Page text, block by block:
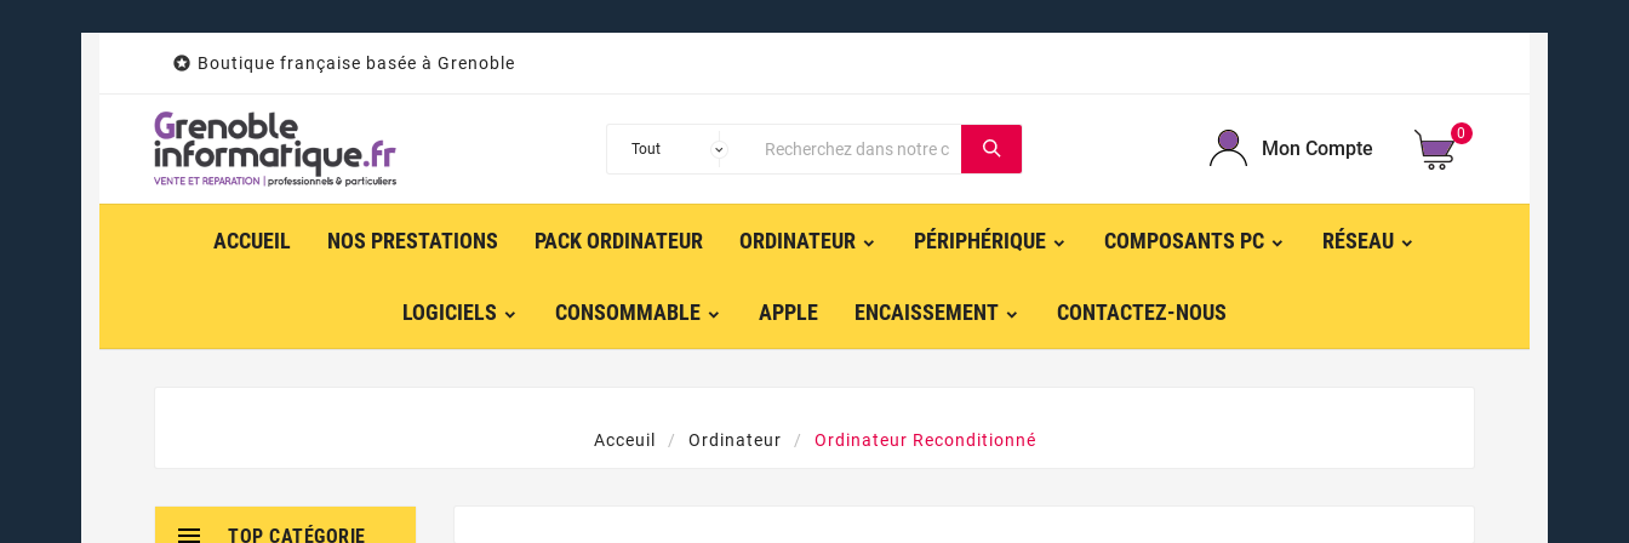
 Boutique française basée à Grenoble
Mon Compte
0
ACCUEIL NOS PRESTATIONS PACK ORDINATEUR ORDINATEUR PÉRIPHÉRIQUE COMPOSANTS PC RÉSEAU
LOGICIELS CONSOMMABLE APPLE ENCAISSEMENT CONTACTEZ-NOUS
Acceuil Ordinateur Ordinateur Reconditionné
TOP CATÉGORIE
